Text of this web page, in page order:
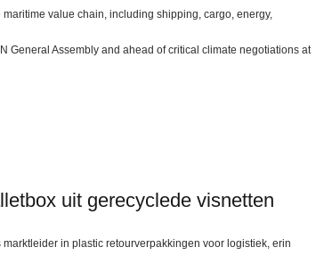
value chain, including shipping, cargo, energy,
General Assembly and ahead of critical climate negotiations at
uit gerecyclede visnetten
in plastic retourverpakkingen voor logistiek, erin